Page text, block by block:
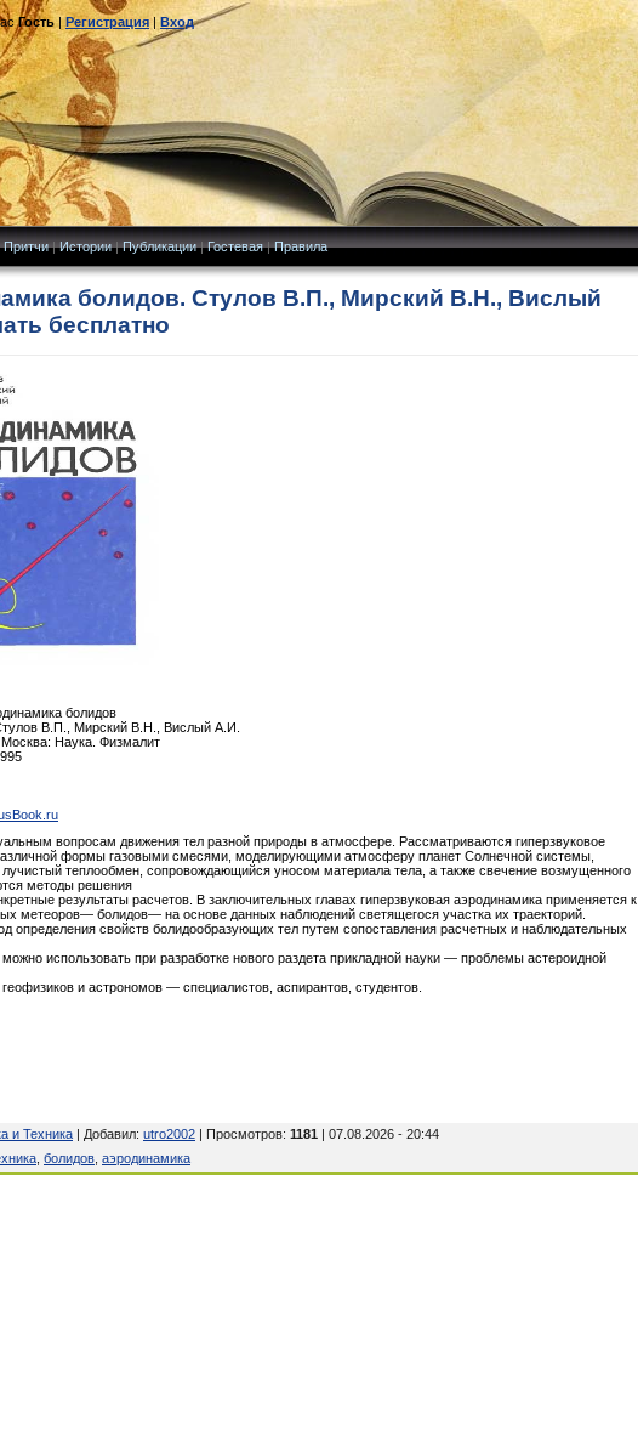
Гость|Регистрация|Вход
Притчи|Истории|Публикации|Гостевая|Правила
болидов. Стулов В.П., Мирский В.Н., Вислый
бесплатно
болидов
В.П., Мирский В.Н., Вислый А.И.
Москва: Наука. Физмалит
вопросам движения тел разной природы в атмосфере. Рассматриваются гиперзвуковое
формы газовыми смесями, моделирующими атмосферу планет Солнечной системы,
лучистый теплообмен, сопровождающийся уносом материала тела, а также свечение возмущенного
методы решения
результаты расчетов. В заключительных главах гиперзвуковая аэродинамика применяется к
метеоров— болидов— на основе данных наблюдений светящегося участка их траекторий.
определения свойств болидообразующих тел путем сопоставления расчетных и наблюдательных
можно использовать при разработке нового раздета прикладной науки — проблемы астероидной
и астрономов — специалистов, аспирантов, студентов.
и Техника | Добавил: utro2002 | Просмотров: 1181 | 07.08.2026 - 20:44
болидов аэродинамика